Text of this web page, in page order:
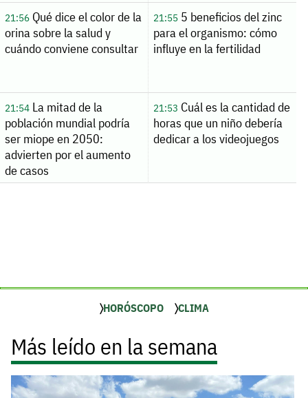
21:56Qué dice el color de la
orina sobre la salud y
cuándo conviene consultar
21:555 beneficios del zinc
para el organismo: cómo
influye en la fertilidad
21:54La mitad de la
población mundial podría
ser miope en 2050:
advierten por el aumento
de casos
21:53 Cuál es la cantidad de
horas que un niño debería
dedicar a los videojuegos
HORÓSCOPO CLIMA
Más leído en la semana